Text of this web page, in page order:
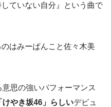
ていない自分』という曲で
はみーぱんこと佐々木美
思の強いパフォーマンス
けやき坂46」らしいデビュ